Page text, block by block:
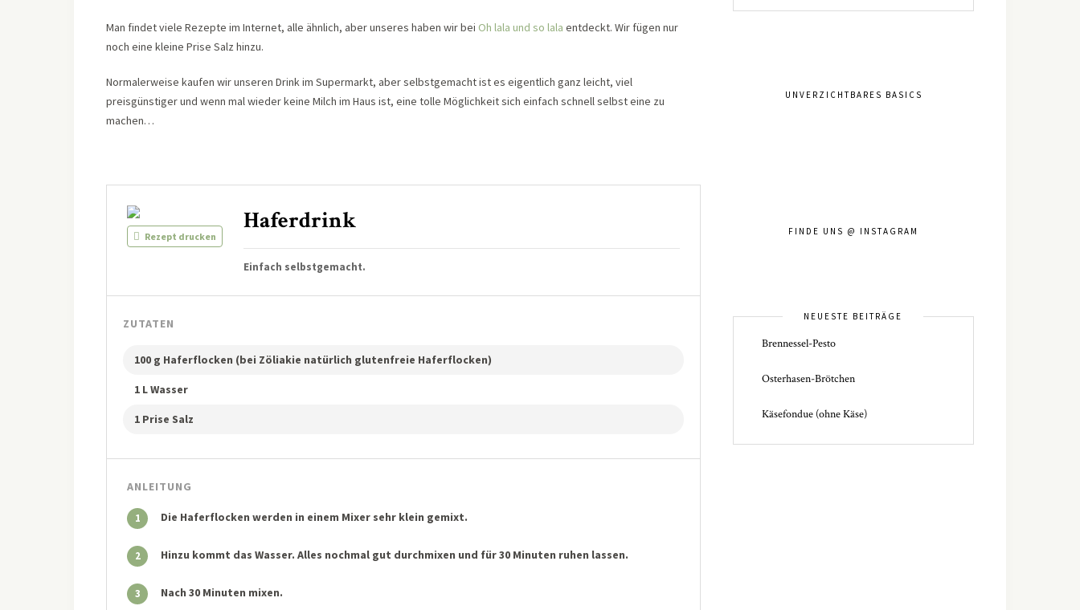
Man findet viele Rezepte im Internet, alle ähnlich, aber unseres haben wir bei Oh lala und so lala entdeckt. Wir fügen nur
noch eine kleine Prise Salz hinzu.
Normalerweise kaufen wir unseren Drink im Supermarkt, aber selbstgemacht ist es eigentlich ganz leicht, viel
preisgünstiger und wenn mal wieder keine Milch im Haus ist, eine tolle Möglichkeit sich einfach schnell selbst eine zu
machen…
Rezept drucken
Haferdrink
Einfach selbstgemacht.
ZUTATEN
100 g Haferflocken (bei Zöliakie natürlich glutenfreie Haferflocken)
1 L Wasser
1 Prise Salz
ANLEITUNG
1 Die Haferflocken werden in einem Mixer sehr klein gemixt.
2 Hinzu kommt das Wasser. Alles nochmal gut durchmixen und für 30 Minuten ruhen lassen.
3 Nach 30 Minuten mixen.
UNVERZICHTBARES BASICS
FINDE UNS @ INSTAGRAM
NEUESTE BEITRÄGE
Brennessel-Pesto
Osterhasen-Brötchen
Käsefondue (ohne Käse)